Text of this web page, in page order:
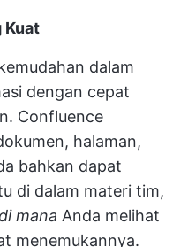
Kuat
dalam
dengan cepat
Confluence
halaman,
bahkan dapat
di dalam materi tim,
mana Anda melihat
menemukannya.